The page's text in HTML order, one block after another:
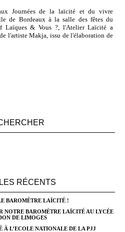
Journées de la laïcité et du vivre
de Bordeaux à la salle des fêtes du
& Vous ?, l'Atelier Laïcité a
l'artiste Makja, issu de l'élaboration de
RÉCENTS
BAROMÈTRE LAÏCITÉ !
NOTRE BAROMÈTRE LAÏCITÉ AU LYCÉE
DE LIMOGES
À L’ECOLE NATIONALE DE LA PJJ